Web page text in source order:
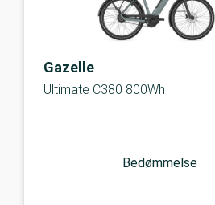
Gazelle
Ultimate C380 800Wh
Bedømmelse